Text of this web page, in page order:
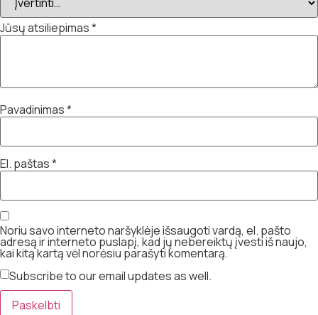
Jūsų atsiliepimas*
Pavadinimas*
El. paštas*
Noriu savo interneto naršyklėje išsaugoti vardą, el. pašto
adresą ir interneto puslapį, kad jų nebereiktų įvesti iš naujo,
kai kitą kartą vėl norėsiu parašyti komentarą.
Subscribe to our email updates as well.